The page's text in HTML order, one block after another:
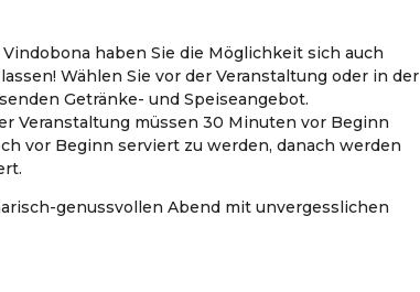
haben Sie die Möglichkeit sich auch
Wählen Sie vor der Veranstaltung oder in der
Getränke- und Speiseangebot.
Veranstaltung müssen 30 Minuten vor Beginn
vor Beginn serviert zu werden, danach werden
genussvollen Abend mit unvergesslichen